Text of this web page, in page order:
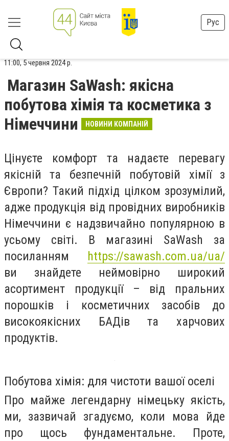
Рус
11:00, 5 червня 2024 р.
Магазин SaWash: якісна
побутова хімія та косметика з
Німеччини
НОВИНИ КОМПАНІЙ
Цінуєте комфорт та надаєте перевагу
якісній та безпечній побутовій хімії з
Європи? Такий підхід цілком зрозумілий,
адже продукція від провідних виробників
Німеччини є надзвичайно популярною в
усьому світі. В магазині SaWash за
посиланням
https://sawash.com.ua/ua/
ви знайдете неймовірно широкий
асортимент продукції – від пральних
порошків і косметичних засобів до
високоякісних БАДів та харчових
продуктів.
Побутова хімія: для чистоти вашої оселі
Про майже легендарну німецьку якість,
ми, зазвичай згадуємо, коли мова йде
про щось фундаментальне. Проте,